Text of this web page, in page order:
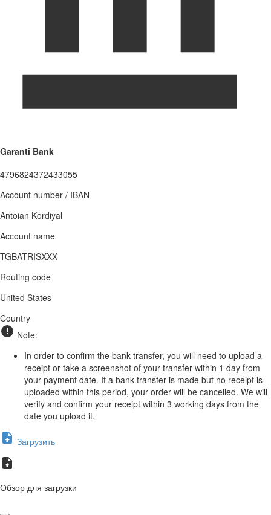
Garanti Bank
4796824372433055
Account number / IBAN
Antoian Kordiyal
Account name
TGBATRISXXX
Routing code
United States
Country
Note:
In order to confirm the bank transfer, you will need to upload a
receipt or take a screenshot of your transfer within 1 day from
your payment date. If a bank transfer is made but no receipt is
uploaded within this period, your order will be cancelled. We will
verify and confirm your receipt within 3 working days from the
date you upload it.
Загрузить
Обзор для загрузки